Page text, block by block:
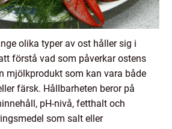
olika typer av ost håller sig i
förstå vad som påverkar ostens
mjölkprodukt som kan vara både
färsk. Hållbarheten beror på
pH-nivå, fetthalt och
som salt eller